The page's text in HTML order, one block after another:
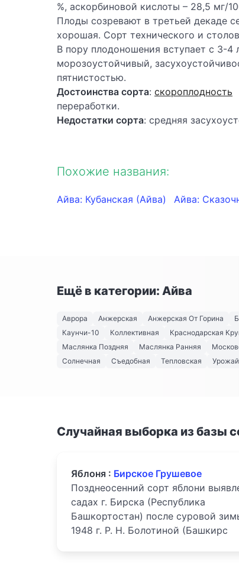
%, аскорбиновой кислоты – 28,5 мг/
Плоды созревают в третьей декаде
хорошая. Сорт технического и
В пору плодоношения вступает с 3-4
морозоустойчивый,
пятнистостью.
Достоинства сорта: скороплодность
переработки.
Недостатки сорта: средняя
Похожие названия:
Айва: Кубанская (Айва) Айва:
Ещё в категории: Айва
Аврора Анжерская Анжерская От Горина
Каунчи-10
Коллективная Краснодарская
Маслянка Поздняя
Маслянка Ранняя
Солнечная
Съедобная Тепловская
Случайная выборка из базы
Яблоня : Бирское Грушевое
Позднеосенний сорт яблони
садах г. Бирска (Республика
Башкортостан) после суровой
1948 г. Р. Н. Болотиной (Башкирс